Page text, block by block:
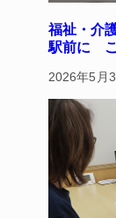
福祉・介
駅前に
2026年5月